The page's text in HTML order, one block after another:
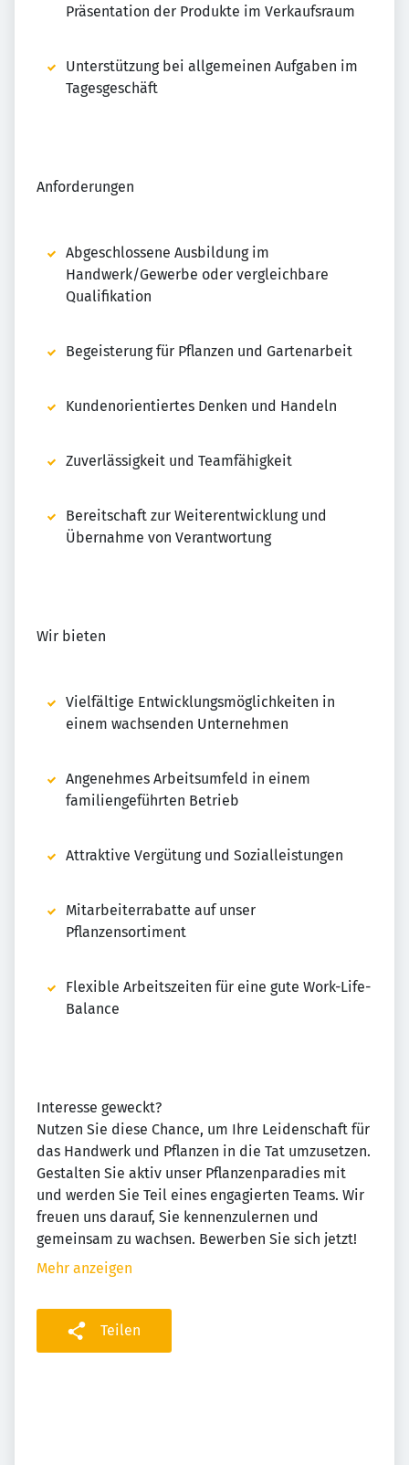
Präsentation der Produkte im Verkaufsraum
Unterstützung bei allgemeinen Aufgaben im
Tagesgeschäft
Anforderungen
Abgeschlossene Ausbildung im
Handwerk/Gewerbe oder vergleichbare
Qualifikation
Begeisterung für Pflanzen und Gartenarbeit
Kundenorientiertes Denken und Handeln
Zuverlässigkeit und Teamfähigkeit
Bereitschaft zur Weiterentwicklung und
Übernahme von Verantwortung
Wir bieten
Vielfältige Entwicklungsmöglichkeiten in
einem wachsenden Unternehmen
Angenehmes Arbeitsumfeld in einem
familiengeführten Betrieb
Attraktive Vergütung und Sozialleistungen
Mitarbeiterrabatte auf unser
Pflanzensortiment
Flexible Arbeitszeiten für eine gute Work-Life-
Balance
Interesse geweckt?
Nutzen Sie diese Chance, um Ihre Leidenschaft für
das Handwerk und Pflanzen in die Tat umzusetzen.
Gestalten Sie aktiv unser Pflanzenparadies mit
und werden Sie Teil eines engagierten Teams. Wir
freuen uns darauf, Sie kennenzulernen und
gemeinsam zu wachsen. Bewerben Sie sich jetzt!
Mehr anzeigen
Teilen